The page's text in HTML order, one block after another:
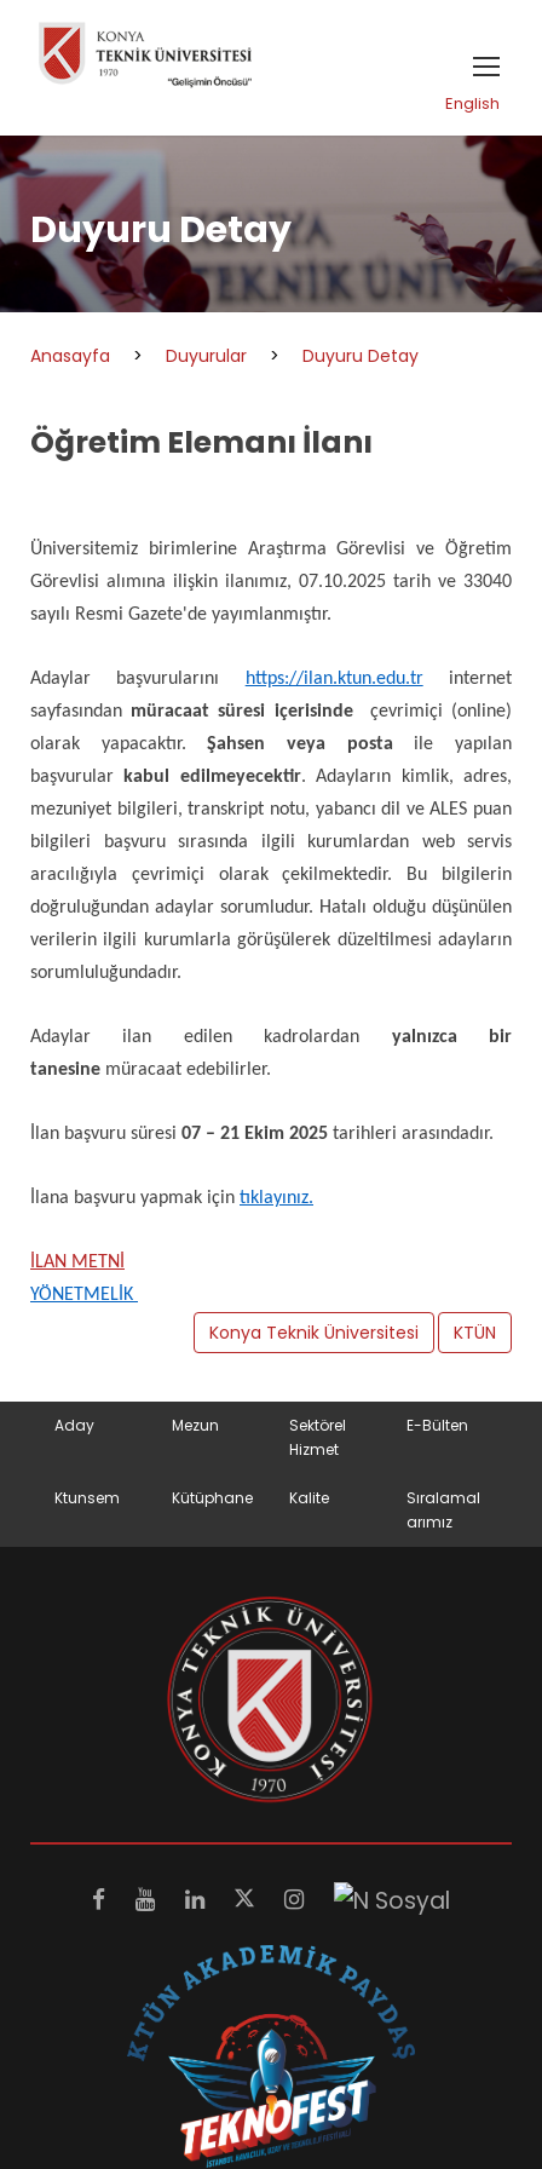
English
Duyuru Detay
Anasayfa > Duyurular > Duyuru Detay
Öğretim Elemanı İlanı
Üniversitemiz birimlerine Araştırma Görevlisi ve Öğretim
Görevlisi alımına ilişkin ilanımız, 07.10.2025 tarih ve 33040
sayılı Resmi Gazete'de yayımlanmıştır.
Adaylar başvurularını https://ilan.ktun.edu.trinternet
sayfasından müracaat süresi içerisindeçevrimiçi (online)
olarak yapacaktır.Şahsen veya posta ile yapılan
başvurularkabul edilmeyecektir. Adayların kimlik, adres,
mezuniyet bilgileri, transkript notu, yabancı dil ve ALES puan
bilgileri başvuru sırasında ilgili kurumlardan web servis
aracılığıyla çevrimiçi olarak çekilmektedir. Bu bilgilerin
doğruluğundan adaylar sorumludur. Hatalı olduğu düşünülen
verilerin ilgili kurumlarla görüşülerek düzeltilmesi adayların
sorumluluğundadır.
Adaylar ilan edilen kadrolardan yalnızca bir
tanesine müracaat edebilirler.
İlan başvuru süresi 07 – 21 Ekim 2025 tarihleri arasındadır.
İlana başvuru yapmak için tıklayınız.
İLAN METNİ
YÖNETMELİK
Konya Teknik Üniversitesi KTÜN
Aday Mezun
Sektörel
Hizmet
E-Bülten
Ktunsem Kütüphane Kalite
Sıralamal
arımız